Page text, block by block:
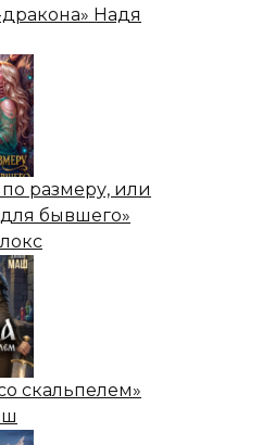
Надя
размеру, или
бывшего»
скальпелем»